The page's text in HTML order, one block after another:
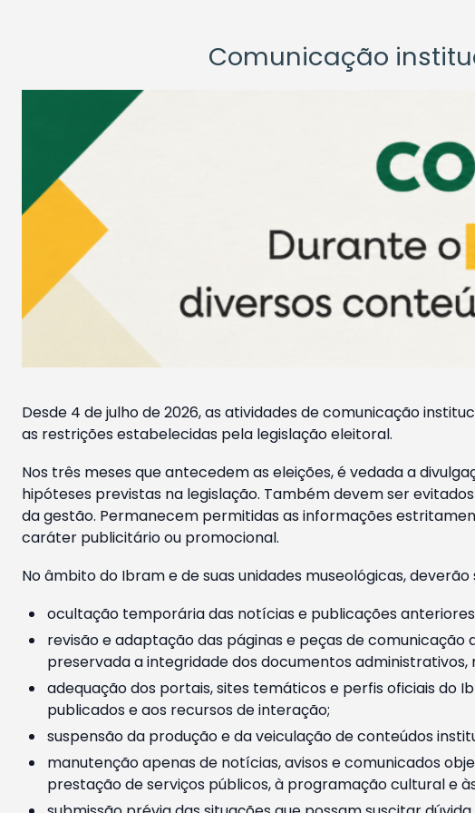
Comunicação
Desde 4 de julho de 2026, as atividades de comunicação
as restrições estabelecidas pela legislação eleitoral.
Nos três meses que antecedem as eleições, é vedada a
hipóteses previstas na legislação. Também devem ser
da gestão. Permanecem permitidas as informações
caráter publicitário ou promocional.
No âmbito do Ibram e de suas unidades museológicas,
ocultação temporária das notícias e publicações
revisão e adaptação das páginas e peças de
preservada a integridade dos documentos administrativos,
adequação dos portais, sites temáticos e perfis oficiais do
publicados e aos recursos de interação;
suspensão da produção e da veiculação de conteúdos
manutenção apenas de notícias, avisos e comunicados
prestação de serviços públicos, à programação cultural e